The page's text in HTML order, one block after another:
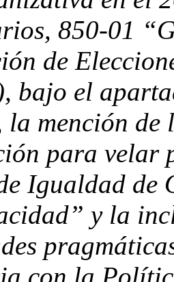
850-01
de
bajo el
mención de
para velar
Igualdad de
y la